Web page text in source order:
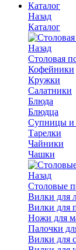
Каталог
Назад
Каталог
Назад
Столовая
Кофейники
Кружки
Салатники
Блюда
Блюдца
Супницы и
Тарелки
Чайники
Чашки
Назад
Cтоловые
Вилки для
Вилки для
Ножи для
Палочки
Вилки для